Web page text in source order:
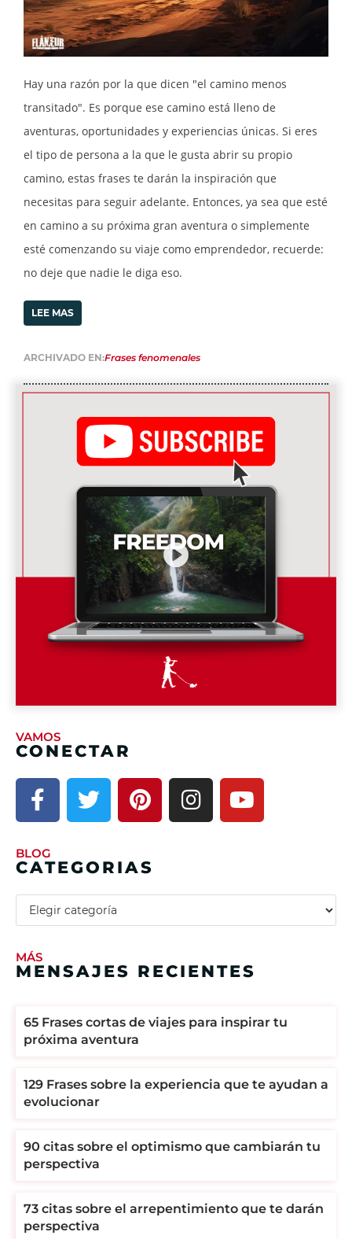
Hay una razón por la que dicen "el camino menos
transitado". Es porque ese camino está lleno de
aventuras, oportunidades y experiencias únicas. Si eres
el tipo de persona a la que le gusta abrir su propio
camino, estas frases te darán la inspiración que
necesitas para seguir adelante. Entonces, ya sea que esté
en camino a su próxima gran aventura o simplemente
esté comenzando su viaje como emprendedor, recuerde:
no deje que nadie le diga eso.
LEE MAS
ARCHIVADO EN:Frases fenomenales
VAMOS
CONECTAR
BLOG
CATEGORIAS
MÁS
MENSAJES RECIENTES
65 Frases cortas de viajes para inspirar tu
próxima aventura
129 Frases sobre la experiencia que te ayudan a
evolucionar
90 citas sobre el optimismo que cambiarán tu
perspectiva
73 citas sobre el arrepentimiento que te darán
perspectiva